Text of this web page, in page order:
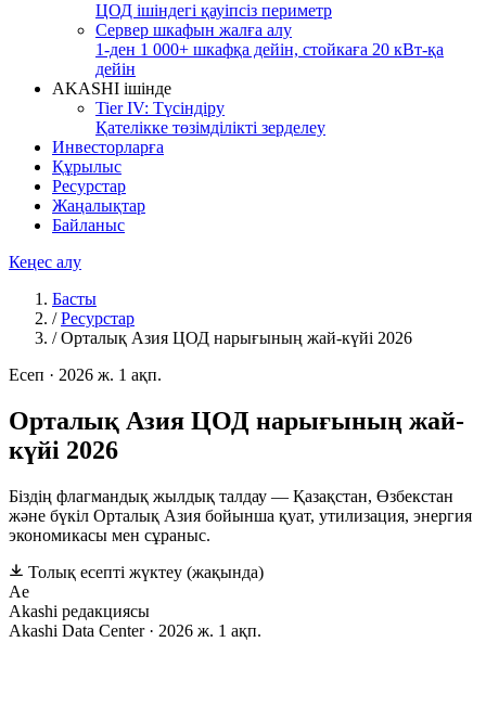
ЦОД ішіндегі қауіпсіз периметр
Сервер шкафын жалға алу
1-ден 1 000+ шкафқа дейін, стойкаға 20 кВт-қа
дейін
AKASHI ішінде
Tier IV: Түсіндіру
Қателікке төзімділікті зерделеу
Инвесторларға
Құрылыс
Ресурстар
Жаңалықтар
Байланыс
Кеңес алу
Басты
/ Ресурстар
/ Орталық Азия ЦОД нарығының жай-күйі 2026
Есеп · 2026 ж. 1 ақп.
Орталық Азия ЦОД нарығының жай-
күйі 2026
Біздің флагмандық жылдық талдау — Қазақстан, Өзбекстан
және бүкіл Орталық Азия бойынша қуат, утилизация, энергия
экономикасы мен сұраныс.
Толық есепті жүктеу (жақында)
Ae
Akashi редакциясы
Akashi Data Center · 2026 ж. 1 ақп.